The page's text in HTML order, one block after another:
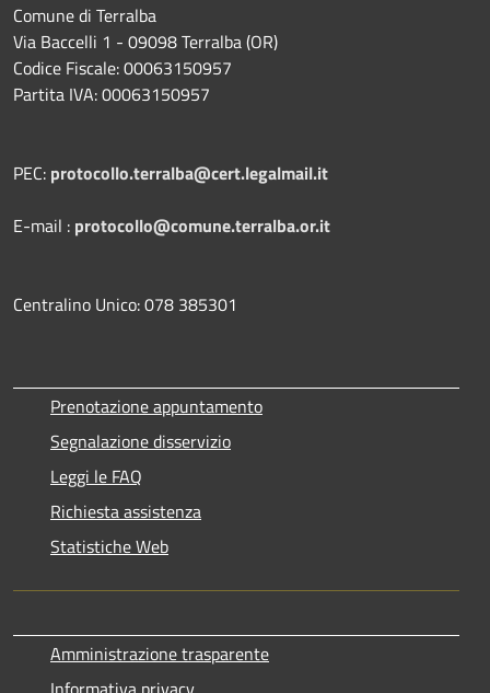
Comune di Terralba
Via Baccelli 1 - 09098 Terralba (OR)
Codice Fiscale: 00063150957
Partita IVA: 00063150957
PEC: protocollo.terralba@cert.legalmail.it
E-mail : protocollo@comune.terralba.or.it
Centralino Unico: 078 385301
Prenotazione appuntamento
Segnalazione disservizio
Leggi le FAQ
Richiesta assistenza
Statistiche Web
Amministrazione trasparente